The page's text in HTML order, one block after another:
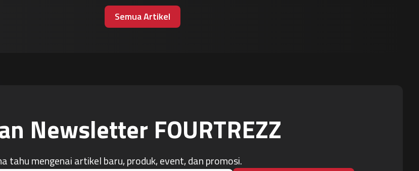
Semua Artikel
Newsletter FOURTREZZ
tahu mengenai artikel baru, produk, event, dan promosi.